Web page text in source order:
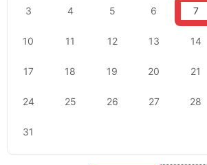
3 4 5 6 7
10 11 12 13 14
17 18 19 20 21
24 25 26 27 28
31